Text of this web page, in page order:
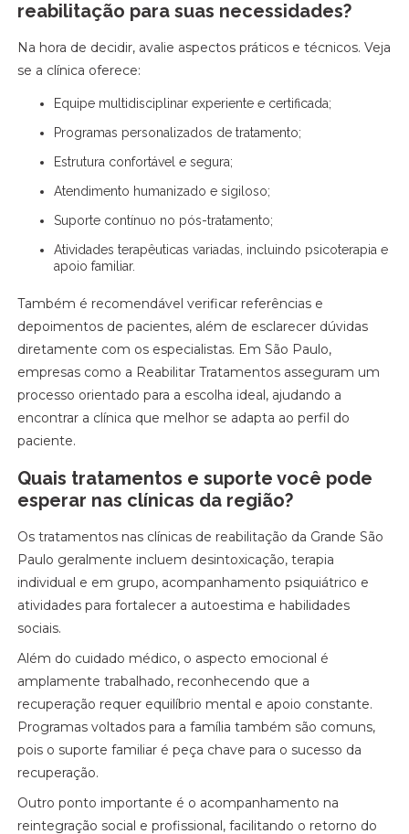
reabilitação para suas necessidades?
Na hora de decidir, avalie aspectos práticos e técnicos. Veja
se a clínica oferece:
Equipe multidisciplinar experiente e certificada;
Programas personalizados de tratamento;
Estrutura confortável e segura;
Atendimento humanizado e sigiloso;
Suporte contínuo no pós-tratamento;
Atividades terapêuticas variadas, incluindo psicoterapia e
apoio familiar.
Também é recomendável verificar referências e
depoimentos de pacientes, além de esclarecer dúvidas
diretamente com os especialistas. Em São Paulo,
empresas como a Reabilitar Tratamentos asseguram um
processo orientado para a escolha ideal, ajudando a
encontrar a clínica que melhor se adapta ao perfil do
paciente.
Quais tratamentos e suporte você pode
esperar nas clínicas da região?
Os tratamentos nas clínicas de reabilitação da Grande São
Paulo geralmente incluem desintoxicação, terapia
individual e em grupo, acompanhamento psiquiátrico e
atividades para fortalecer a autoestima e habilidades
sociais.
Além do cuidado médico, o aspecto emocional é
amplamente trabalhado, reconhecendo que a
recuperação requer equilíbrio mental e apoio constante.
Programas voltados para a família também são comuns,
pois o suporte familiar é peça chave para o sucesso da
recuperação.
Outro ponto importante é o acompanhamento na
reintegração social e profissional, facilitando o retorno do